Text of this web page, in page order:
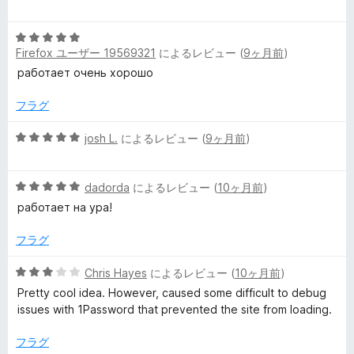
価
5
の
評
5
段
階
5
評
Firefox ユーザー 19569321 によるレビュー (9ヶ月前)
работает очень хорошо
フラグ
5
中
5
評
josh L. によるレビュー (9ヶ月前)
5
段
中
の
評
価
dadorda によるレビュー (10ヶ月前)
работает на ура!
フラグ
5
段
階
3
Chris Hayes によるレビュー (10ヶ月前)
Pretty cool idea. However, caused some difficult to debug
issues with 1Password that prevented the site from loading.
フラグ